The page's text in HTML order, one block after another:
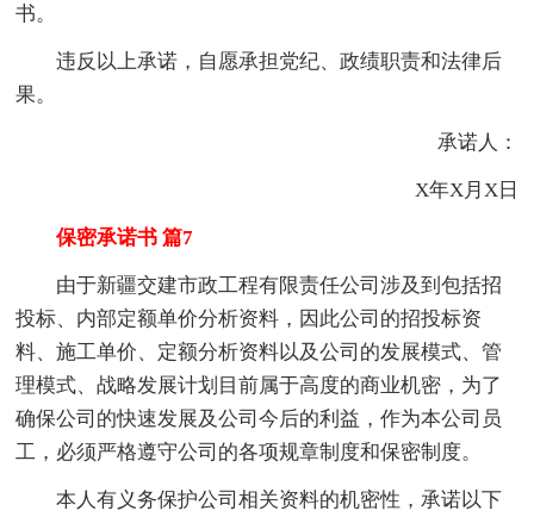
书。
违反以上承诺，自愿承担党纪、政绩职责和法律后
果。
承诺人：
X年X月X日
保密承诺书 篇7
由于新疆交建市政工程有限责任公司涉及到包括招
投标、内部定额单价分析资料，因此公司的招投标资
料、施工单价、定额分析资料以及公司的发展模式、管
理模式、战略发展计划目前属于高度的商业机密，为了
确保公司的快速发展及公司今后的利益，作为本公司员
工，必须严格遵守公司的各项规章制度和保密制度。
本人有义务保护公司相关资料的机密性，承诺以下